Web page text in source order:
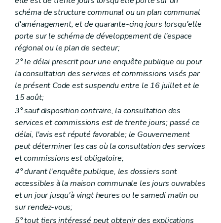
Section 4 Du permis d'urbanisme à durée limitée
Art. 88
Chapitre II Du permis de lotir
Section première Des actes soumis à permis de lotir
Art. 89
Art. 90
Section 2 Des charges d'urbanisme
Art. 91
Section 3
Des effets du permis de lotir
Art. 92
Art. 94
Art. 95
Art. 96
Art. 97
Section 4 De la péremption du permis de lotir
Art. 98
Art. 100
Art. 101
Section 5 De la modification du permis de lotir
Art. 102
Art. 103
schéma de structure communal ou un plan communal
d'aménagement, et de quarante-cinq jours lorsqu'elle
porte sur le schéma de développement de l'espace
régional ou le plan de secteur;
2° le délai prescrit pour une enquête publique ou pour
la consultation des services et commissions visés par
le présent Code est suspendu entre le 16 juillet et le
15 août;
3° sauf disposition contraire, la consultation des
services et commissions est de trente jours; passé ce
délai, l'avis est réputé favorable; le Gouvernement
peut déterminer les cas où la consultation des services
et commissions est obligatoire;
4° durant l'enquête publique, les dossiers sont
accessibles à la maison communale les jours ouvrables
et un jour jusqu'à vingt heures ou le samedi matin ou
sur rendez-vous;
5° tout tiers intéressé peut obtenir des explications